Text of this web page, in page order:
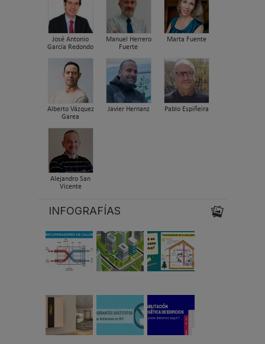
José Antonio
García Redondo
Manuel Herrero
Fuerte
Marta Fuente
Alberto Vázquez
Garea
Javier Hernanz Pablo Espiñeira
Alejandro San
Vicente
INFOGRAFÍAS